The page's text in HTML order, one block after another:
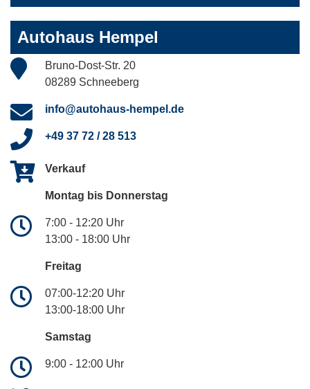
Autohaus Hempel
Bruno-Dost-Str. 20
08289 Schneeberg
info@autohaus-hempel.de
+49 37 72 / 28 513
Verkauf
Montag bis Donnerstag
7:00 - 12:20 Uhr
13:00 - 18:00 Uhr
Freitag
07:00-12:20 Uhr
13:00-18:00 Uhr
Samstag
9:00 - 12:00 Uhr